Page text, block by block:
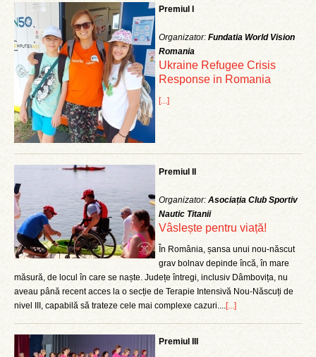
Premiul I
Organizator: Fundatia World Vision
Romania
Ukraine Refugee Crisis
Response in Romania
[...]
Premiul II
Organizator: Asociația Club Sportiv
Nautic Titanii
Vâslește pentru viață!
În România, șansa unui nou-născut
grav bolnav depinde încă, în mare
măsură, de locul în care se naște. Județe întregi, inclusiv Dâmbovița, nu
aveau până recent acces la o secție de Terapie Intensivă Nou-Născuți de
nivel III, capabilă să trateze cele mai complexe cazuri....[...]
Premiul III